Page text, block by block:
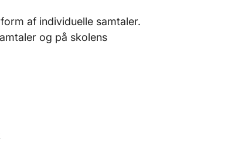
af individuelle samtaler.
og på skolens